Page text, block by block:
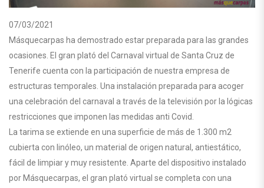
07/03/2021
Másquecarpas ha demostrado estar preparada para las grandes
ocasiones. El gran plató del Carnaval virtual de Santa Cruz de
Tenerife cuenta con la participación de nuestra empresa de
estructuras temporales. Una instalación preparada para acoger
una celebración del carnaval a través de la televisión por la lógicas
restricciones que imponen las medidas anti Covid.
La tarima se extiende en una superficie de más de 1.300 m2
cubierta con linóleo, un material de origen natural, antiestático,
fácil de limpiar y muy resistente. Aparte del dispositivo instalado
por Másquecarpas, el gran plató virtual se completa con una